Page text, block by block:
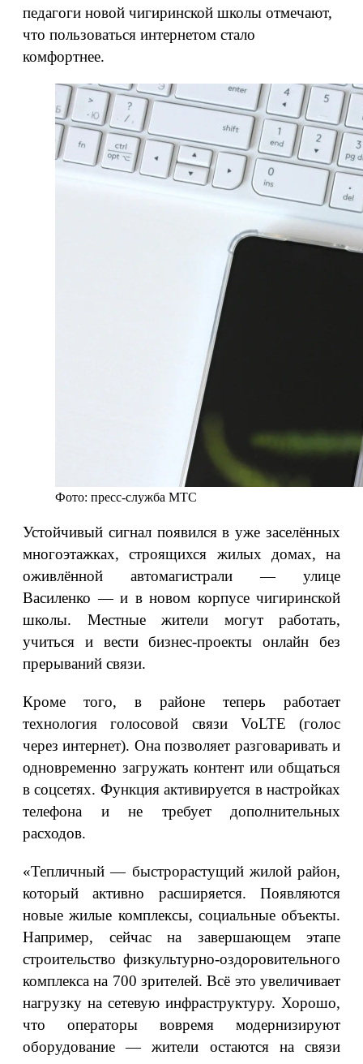
педагоги новой чигиринской школы отмечают,
что пользоваться интернетом стало
комфортнее.
Фото: пресс-служба МТС
Устойчивый сигнал появился в уже заселённых
многоэтажках, строящихся жилых домах, на
оживлённой автомагистрали — улице
Василенко — и в новом корпусе чигиринской
школы. Местные жители могут работать,
учиться и вести бизнес-проекты онлайн без
прерываний связи.
Кроме того, в районе теперь работает
технология голосовой связи VoLTE (голос
через интернет). Она позволяет разговаривать и
одновременно загружать контент или общаться
в соцсетях. Функция активируется в настройках
телефона и не требует дополнительных
расходов.
«Тепличный — быстрорастущий жилой район,
который активно расширяется. Появляются
новые жилые комплексы, социальные объекты.
Например, сейчас на завершающем этапе
строительство физкультурно-оздоровительного
комплекса на 700 зрителей. Всё это увеличивает
нагрузку на сетевую инфраструктуру. Хорошо,
что операторы вовремя модернизируют
оборудование — жители остаются на связи